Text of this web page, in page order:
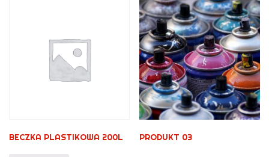
BECZKA PLASTIKOWA 200L PRODUKT 03